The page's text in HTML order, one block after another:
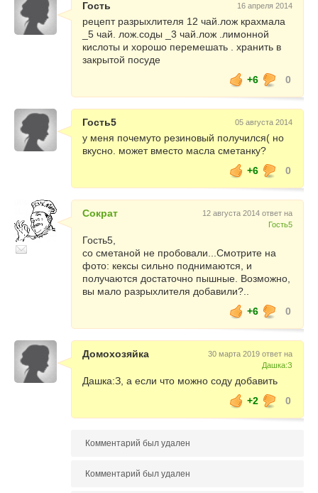
Гость 16 апреля 2014
рецепт разрыхлителя 12 чай.лож крахмала
_5 чай. лож.соды _3 чай.лож .лимонной
кислоты и хорошо перемешать . хранить в
закрытой посуде
+6
0
Гость5 05 августа 2014
у меня почемуто резиновый получился( но
вкусно. может вместо масла сметанку?
+6
0
Сократ
12 августа 2014 ответ на
Гость5
Гость5,
со сметаной не пробовали...Смотрите на
фото: кексы сильно поднимаются, и
получаются достаточно пышные. Возможно,
вы мало разрыхлителя добавили?..
+6
0
Домохозяйка
30 марта 2019 ответ на
Дашка:З
Дашка:З, а если что можно соду добавить
+2
0
Комментарий был удален
Комментарий был удален